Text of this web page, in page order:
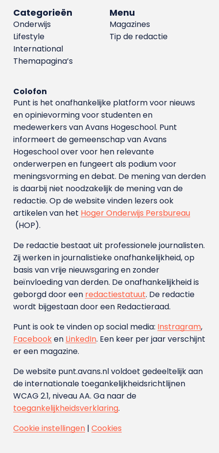
Menu
Magazines
Tip de redactie
Categorieën
Onderwijs
Lifestyle
International
Themapagina’s
Colofon
Punt is het onafhankelijke platform voor nieuws
en opinievorming voor studenten en
medewerkers van Avans Hoge­school. Punt
informeert de gemeenschap van Avans
Hogeschool over voor hen relevante
onderwerpen en fungeert als podium voor
meningsvorming en debat. De mening van derden
is daarbij niet noodzakelijk de mening van de
redactie. Op de website vinden lezers ook
artikelen van het Hoger Onderwijs Persbureau
(HOP).
De redactie bestaat uit professionele journalisten.
Zij werken in journalistieke onafhankelijkheid, op
basis van vrije nieuwsgaring en zonder
beïnvloeding van derden. De onafhankelijkheid is
geborgd door een redactiestatuut. De redactie
wordt bijgestaan door een Redactieraad.
Punt is ook te vinden op social media: Instragram,
Facebooken LinkedIn. Een keer per jaar verschijnt
er een magazine.
De website punt.avans.nl voldoet gedeeltelijk aan
de internationale toegankelijkheidsrichtlijnen
WCAG 2.1, niveau AA. Ga naar de
toegankelijkheidsverklaring.
Cookie instellingen| Cookies